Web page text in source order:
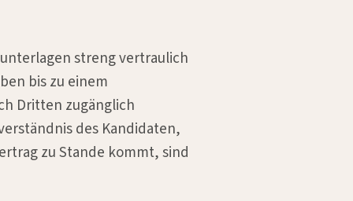
streng vertraulich
bis zu einem
Dritten zugänglich
des Kandidaten,
zu Stande kommt, sind